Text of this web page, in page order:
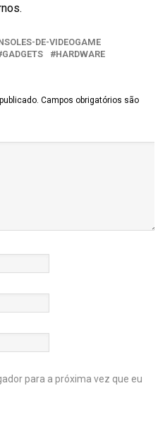
DE-VIDEOGAME
GADGETS
HARDWARE
Campos obrigatórios são
para a próxima vez que eu